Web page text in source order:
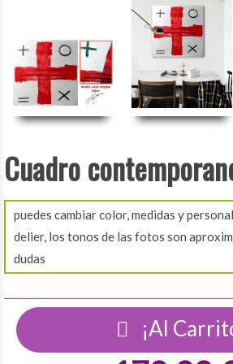
Cuadro
puedes cambiar color, medidas y
delier, los tonos de las fotos son
dudas
¡Al